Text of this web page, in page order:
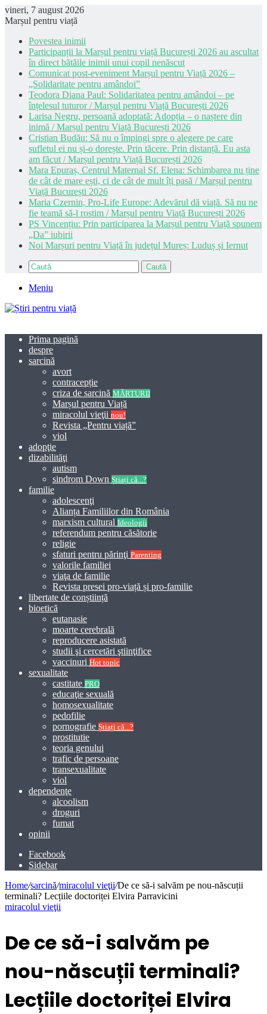
vineri, 7 august 2026
Marșul pentru viață
Povestea inimii
Participanții la Marșul pentru viață București 2026 au ascultat
în direct bătăile inimii unui copil nenăscut
Comunicat post-eveniment Marșul pentru Viață 2026 –
„Solidaritate pentru amândoi”
Teodora Diana Paul: Solidaritatea pentru amândoi – pe
înțelesul tuturor / Marșul pentru Viață București 2026
Larisa Negru, persoană adoptată: Adopția – o naștere din
inimă / Marșul pentru Viață București 2026
Cristian Budău: Să nu o împingi spre o alegere pe care
sufletul ei nu și-o dorește. Prin tăcere. Prin distanță. Eu asta
am făcut / Marșul pentru Viață București 2026
Mara Epuraș, Centrul Maternal Sf. Elena: Schimbarea nu ține
de cât de mare ești, ci de cât de mult îți pasă / Marșul pentru
Viață București 2026
Maria Czernin, Pro-Life Europe: Adevărul dă viață. Să nu ne
fie teamă să-l rostim / Marșul pentru Viață București 2026
PS Vincențiu: Prin participarea la Marșul pentru Viață spunem
„Da” iubirii
Noi Marșuri pentru Viață în județul Mureș: Luduș și Iernut
Caută
Meniu
Prima pagină
despre
sarcină
avort
contracepție
criza de sarcină MĂRTURII
Marșul pentru Viață
miracolul vieţii nou!
Revista „Pentru viață”
viol
adopţie
dizabilităţi
autism
sindrom Down Știați că...?
familie
adolescenţi
Alianța Familiilor din România
marxism cultural Ideologii
referendum pentru căsătorie
religie
sfaturi pentru părinţi Parenting
valorile familiei
viaţa de familie
Revista presei pro-viață și pro-familie
libertate de conștiință
bioetică
eutanasie
moarte cerebrală
reproducere asistată
studii şi cercetări ştiinţifice
vaccinuri Hot topic
sexualitate
castitate PRO
educaţie sexuală
homosexualitate
pedofilie
pornografie Știați că...?
prostitutie
teoria genului
trafic de persoane
transexualitate
viol
dependenţe
alcoolism
droguri
fumat
opinii
Facebook
Sidebar
Home/sarcină/miracolul vieţii/De ce să-i salvăm pe nou-născuții
terminali? Lecțiile doctoriței Elvira Parravicini
miracolul vieţii
De ce să-i salvăm pe
nou-născuții terminali?
Lecțiile doctoriței Elvira